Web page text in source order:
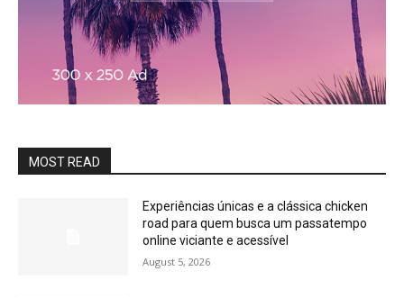
MOST READ
Experiências únicas e a clássica chicken
road para quem busca um passatempo
online viciante e acessível
August 5, 2026